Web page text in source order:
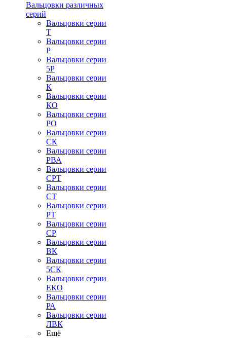
Вальцовки различных
серий
Вальцовки серии
Т
Вальцовки серии
Р
Вальцовки серии
5Р
Вальцовки серии
К
Вальцовки серии
КО
Вальцовки серии
РО
Вальцовки серии
СК
Вальцовки серии
РВА
Вальцовки серии
СРТ
Вальцовки серии
СТ
Вальцовки серии
РТ
Вальцовки серии
СР
Вальцовки серии
ВК
Вальцовки серии
5СК
Вальцовки серии
ЕКО
Вальцовки серии
РА
Вальцовки серии
ЛВК
Ещё